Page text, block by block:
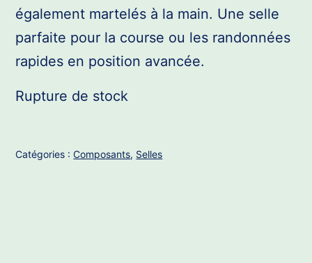
également martelés à la main. Une selle
parfaite pour la course ou les randonnées
rapides en position avancée.
Rupture de stock
Catégories :Composants, Selles